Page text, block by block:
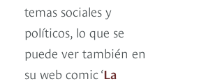
temas sociales y
políticos, lo que se
puede ver también en
su web comic ‘La